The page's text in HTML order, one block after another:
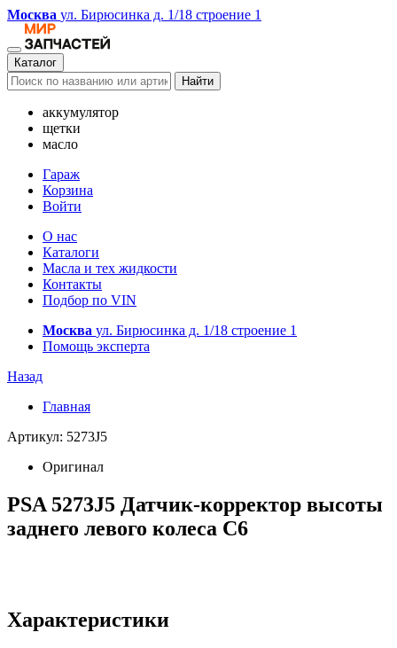
Москва ул. Бирюсинка д. 1/18 строение 1
Каталог
Найти
аккумулятор
щетки
масло
Гараж
Корзина
Войти
О нас
Каталоги
Масла и тех жидкости
Контакты
Подбор по VIN
Москва ул. Бирюсинка д. 1/18 строение 1
Помощь эксперта
Назад
Главная
Артикул: 5273J5
Оригинал
PSA 5273J5 Датчик-корректор высоты
заднего левого колеса С6
Характеристики